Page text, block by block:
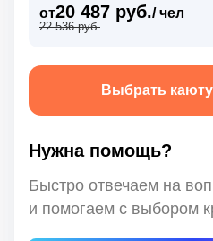
от20 487 руб./ чел
22 536 руб.
Выбрать каюту
Нужна помощь?
Быстро отвечаем на
и помогаем с выбором